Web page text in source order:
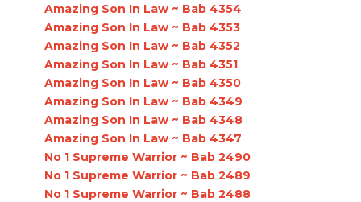
Amazing Son In Law ~ Bab 4354
Amazing Son In Law ~ Bab 4353
Amazing Son In Law ~ Bab 4352
Amazing Son In Law ~ Bab 4351
Amazing Son In Law ~ Bab 4350
Amazing Son In Law ~ Bab 4349
Amazing Son In Law ~ Bab 4348
Amazing Son In Law ~ Bab 4347
No 1 Supreme Warrior ~ Bab 2490
No 1 Supreme Warrior ~ Bab 2489
No 1 Supreme Warrior ~ Bab 2488